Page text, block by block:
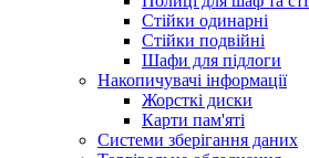
Стійки одинарні
Стійки подвійні
Шафи для підлоги
Накопичувачі інформації
Жорсткі диски
Карти пам'яті
Системи зберігання даних